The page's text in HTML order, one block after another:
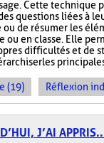
Cette technique
questions liées à
ou de résumer les
ou en classe. Elle
difficultés et de
les
(19) Réflexion
J’AI